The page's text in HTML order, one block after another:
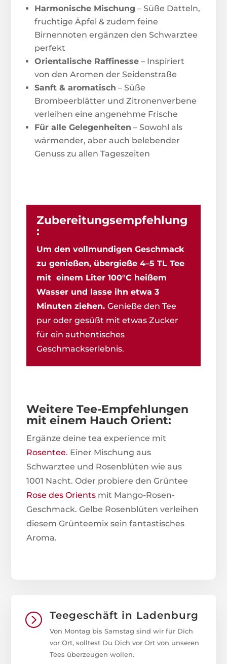
Harmonische Mischung – Süße Datteln,
fruchtige Äpfel & zudem feine
Birnennoten ergänzen den Schwarztee
perfekt
Orientalische Raffinesse – Inspiriert
von den Aromen der Seidenstraße
Sanft & aromatisch – Süße
Brombeerblätter und Zitronenverbene
verleihen eine angenehme Frische
Für alle Gelegenheiten – Sowohl als
wärmender, aber auch belebender
Genuss zu allen Tageszeiten
Zubereitungsempfehlung
:
Um den vollmundigen Geschmack
zu genießen, übergieße 4–5 TL Tee
mit einem Liter 100°C heißem
Wasser und lasse ihn etwa 3
Minuten ziehen.Genieße den Tee
pur oder gesüßt mit etwas Zucker
für ein authentisches
Geschmackserlebnis.
Weitere Tee-Empfehlungen
mit einem Hauch Orient:
Ergänze deine tea experience mit
Rosentee. Einer Mischung aus
Schwarztee und Rosenblüten wie aus
1001 Nacht. Oder probiere den Grüntee
Rose des Orients mit Mango-Rosen-
Geschmack. Gelbe Rosenblüten verleihen
diesem Grünteemix sein fantastisches
Aroma.
= Teegeschäft in Ladenburg
Von Montag bis Samstag sind wir für Dich
vor Ort, solltest Du Dich vor Ort von unseren
Tees überzeugen wollen.